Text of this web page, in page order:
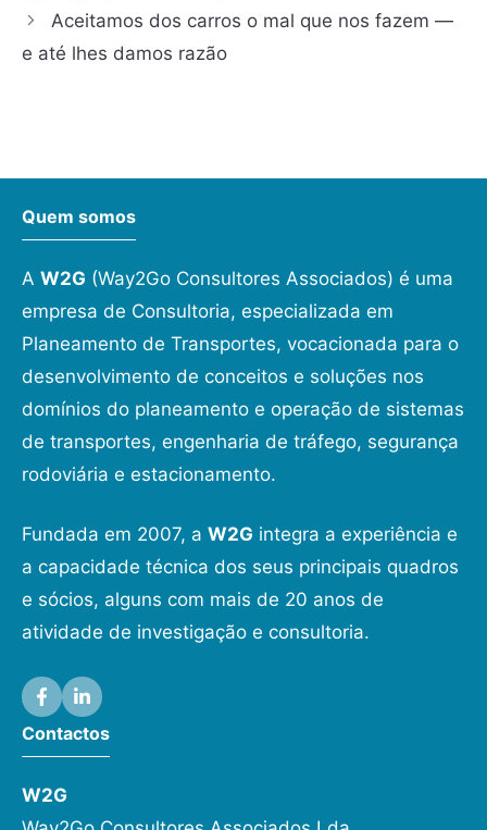
Aceitamos dos carros o mal que nos fazem —
e até lhes damos razão
Quem somos
A W2G (Way2Go Consultores Associados) é uma
empresa de Consultoria, especializada em
Planeamento de Transportes, vocacionada para o
desenvolvimento de conceitos e soluções nos
domínios do planeamento e operação de sistemas
de transportes, engenharia de tráfego, segurança
rodoviária e estacionamento.
Fundada em 2007, a W2G integra a experiência e
a capacidade técnica dos seus principais quadros
e sócios, alguns com mais de 20 anos de
atividade de investigação e consultoria.
Contactos
W2G